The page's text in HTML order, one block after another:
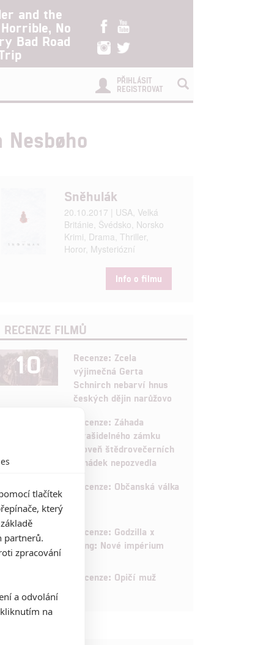
and the
No
Bad Road
PŘIHLÁSIT
REGISTROVAT
Sněhulák
20.10.2017 | USA, Velká
Británie, Švédsko, Norsko
Krimi, Drama, Thriller,
Horor, Mysteriózní
Info o filmu
RECENZE FILMŮ
10
Recenze: Zcela
výjimečná Gerta
Schnirch nebarví hnus
českých dějin narůžovo
Recenze: Záhada
strašidelného zámku
úroveň štědrovečerních
pohádek nepozvedla
8 Recenze: Občanská válka
6
Recenze: Godzilla x
Kong: Nové impérium
Recenze: Opičí muž
tlačítek
který
partnerů.
zpracování
a odvolání
na